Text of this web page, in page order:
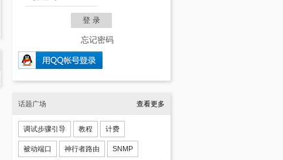
忘记密码
话题广场 查看更多
调试步骤引导 教程 计费
被动端口 神行者路由 SNMP